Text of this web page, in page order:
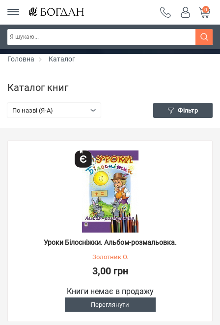
Серія "Чейзіана" ~ знижка 20%
0
Головна Каталог
Каталог книг
По назві (Я-А) Фільтр
Уроки Білосніжки. Альбом-розмальовка.
Золотник О.
3,00 грн
Книги немає в продажу
Переглянути